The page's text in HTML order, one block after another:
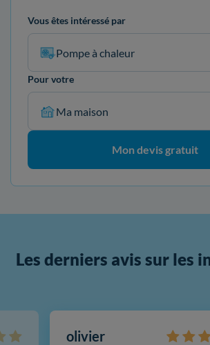
Vous êtes intéressé par
Pompe à chaleur
Pour votre
Ma maison
Mon devis gratuit
Les derniers avis sur les
olivier